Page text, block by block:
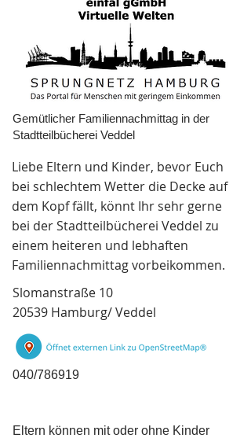
Gemütlicher Familiennachmittag in der
Stadtteilbücherei Veddel
Liebe Eltern und Kinder, bevor Euch
bei schlechtem Wetter die Decke auf
dem Kopf fällt, könnt Ihr sehr gerne
bei der Stadtteilbücherei Veddel zu
einem heiteren und lebhaften
Familiennachmittag vorbeikommen.
Slomanstraße 10
20539 Hamburg/ Veddel
040/786919
Eltern können mit oder ohne Kinder